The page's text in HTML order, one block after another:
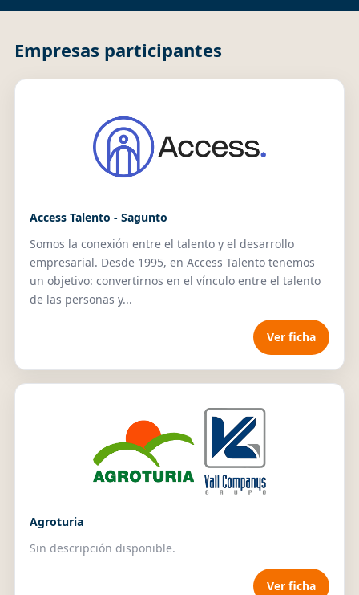
Empresas participantes
Access Talento - Sagunto
Somos la conexión entre el talento y el desarrollo
empresarial. Desde 1995, en Access Talento tenemos
un objetivo: convertirnos en el vínculo entre el talento
de las personas y...
Ver ficha
Agroturia
Sin descripción disponible.
Ver ficha